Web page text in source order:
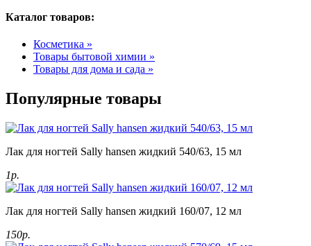
Каталог товаров:
Косметика »
Товары бытовой химии »
Товары для дома и сада »
Популярные товары
Лак для ногтей Sally hansen жидкий 540/63, 15 мл
1р.
Лак для ногтей Sally hansen жидкий 160/07, 12 мл
150р.